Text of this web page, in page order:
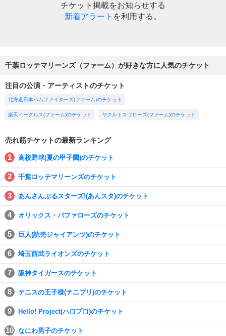
チケット掲載をお知らせする
新着アラート を利用する。
千葉ロッテマリーンズ（ファーム）が好きな方に人気のチケット
注目の公演・アーティストのチケット
北海道日本ハムファイターズ(ファーム)のチケット
楽天イーグルス(ファーム)のチケット ヤクルトスワローズ(ファーム)のチケット
売れ筋チケットの最新ランキング
高校野球(夏の甲子園)のチケット
千葉ロッテマリーンズのチケット
あんさんぶるスターズ!(あんスタ)のチケット
オリックス・バファローズのチケット
巨人(読売ジャイアンツ)のチケット
埼玉西武ライオンズのチケット
阪神タイガースのチケット
テニスの王子様(テニプリ)のチケット
Hello! Project(ハロプロ)のチケット
なにわ男子のチケット